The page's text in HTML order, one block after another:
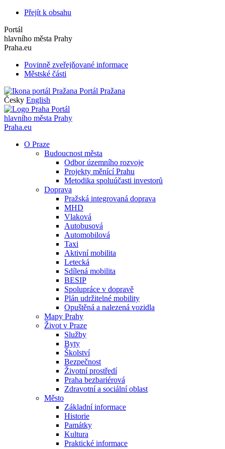
Přejít k obsahu
Portál
hlavního města Prahy
Praha.eu
Povinně zveřejňované informace
Městské části
Portál Pražana
Česky English
Portál
hlavního města Prahy
Praha.eu
O Praze
Budoucnost města
Odbor územního rozvoje
Projekty měnící Prahu
Metodika spoluúčasti investorů
Doprava
Pražská integrovaná doprava
MHD
Vlaková
Autobusová
Automobilová
Taxi
Aktivní mobilita
Letecká
Sdílená mobilita
BESIP
Spolupráce v dopravě
Plán udržitelné mobility
Opuštěná a nalezená vozidla
Mapy Prahy
Život v Praze
Služby
Byty
Školství
Bezpečnost
Životní prostředí
Praha bezbariérová
Zdravotní a sociální oblast
Město
Základní informace
Historie
Památky
Kultura
Praktické informace